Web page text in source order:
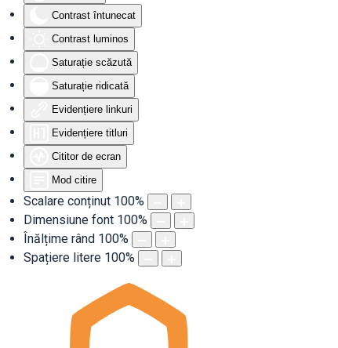
Contrast întunecat
Contrast luminos
Saturație scăzută
Saturație ridicată
Evidențiere linkuri
Evidențiere titluri
Cititor de ecran
Mod citire
Scalare conținut 100%
Dimensiune font 100%
Înălțime rând 100%
Spațiere litere 100%